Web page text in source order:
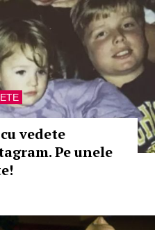
vedete
Pe unele